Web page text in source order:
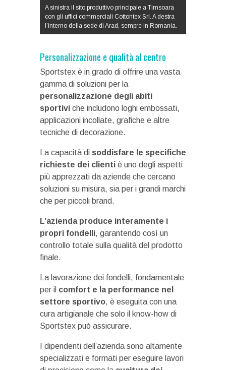
A sinistra il sito produttivo principale a Timsoara
con gli uffici commerciali Cottontex Srl. A destra
l’interno della sede di Arad, sempre in Romania.
Personalizzazione e qualità al centro
Sportstex è in grado di offrire una vasta
gamma di soluzioni per la
personalizzazione degli abiti
sportivi che includono loghi embossati,
applicazioni incollate, grafiche e altre
tecniche di decorazione.
La capacità di soddisfare le specifiche
richieste dei clienti è uno degli aspetti
più apprezzati da aziende che cercano
soluzioni su misura, sia per i grandi marchi
che per piccoli brand.
L’azienda produce interamente i
propri fondelli, garantendo così un
controllo totale sulla qualità del prodotto
finale.
La lavorazione dei fondelli, fondamentale
per il comfort e la performance nel
settore sportivo, è eseguita con una
cura artigianale che solo il know-how di
Sportstex può assicurare.
I dipendenti dell’azienda sono altamente
specializzati e formati per eseguire lavori